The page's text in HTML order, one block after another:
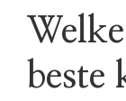
beste